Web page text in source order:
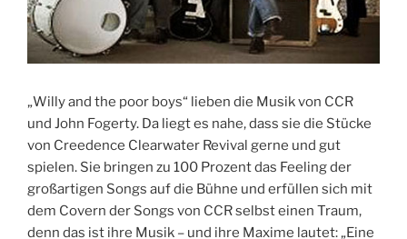
„Willy and the poor boys“ lieben die Musik von CCR
und John Fogerty. Da liegt es nahe, dass sie die Stücke
von Creedence Clearwater Revival gerne und gut
spielen. Sie bringen zu 100 Prozent das Feeling der
großartigen Songs auf die Bühne und erfüllen sich mit
dem Covern der Songs von CCR selbst einen Traum,
denn das ist ihre Musik – und ihre Maxime lautet: „Eine